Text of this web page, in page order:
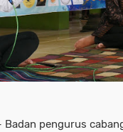
pengurus